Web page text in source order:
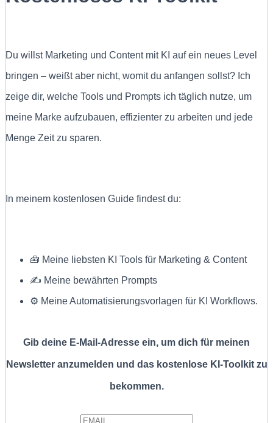
Du willst Marketing und Content mit KI auf ein neues Level
bringen – weißt aber nicht, womit du anfangen sollst? Ich
zeige dir, welche Tools und Prompts ich täglich nutze, um
meine Marke aufzubauen, effizienter zu arbeiten und jede
Menge Zeit zu sparen.
In meinem kostenlosen Guide findest du:
🧰 Meine liebsten KI Tools für Marketing & Content
✍ Meine bewährten Prompts
⚙️ Meine Automatisierungsvorlagen für KI Workflows.
Gib deine E-Mail-Adresse ein, um dich für meinen
Newsletter anzumelden und das kostenlose KI-Toolkit zu
bekommen.